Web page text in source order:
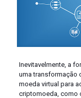
Inevitavelmente, a
uma transformação
moeda virtual para
criptomoeda, como